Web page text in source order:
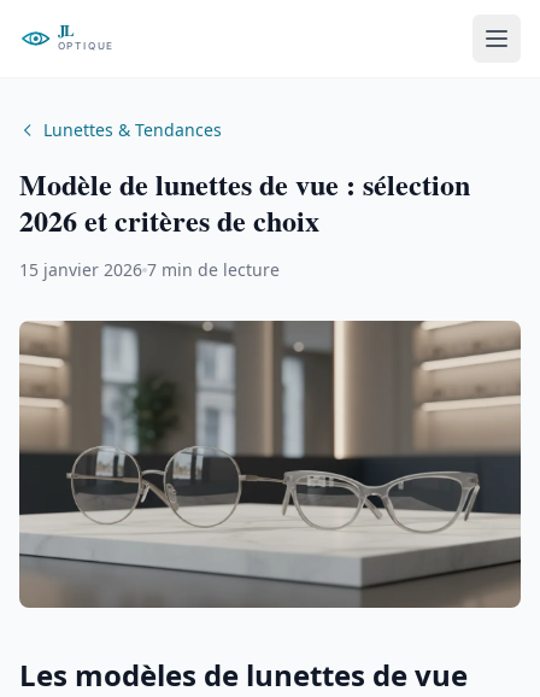
Lunettes & Tendances
Modèle de lunettes de vue : sélection
2026 et critères de choix
15 janvier 2026 7 min de lecture
Les modèles de lunettes de vue